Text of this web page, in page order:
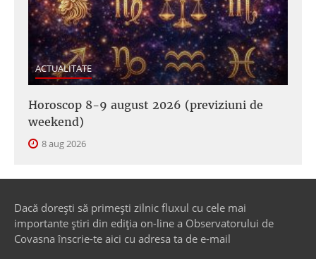
ACTUALITATE
Horoscop 8-9 august 2026 (previziuni de
weekend)
8 aug 2026
Dacă dorești să primești zilnic fluxul cu cele mai
importante știri din ediția on-line a Observatorului de
Covasna înscrie-te aici cu adresa ta de e-mail